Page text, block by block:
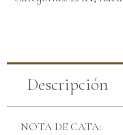
Descripción
NOTA DE CATA: